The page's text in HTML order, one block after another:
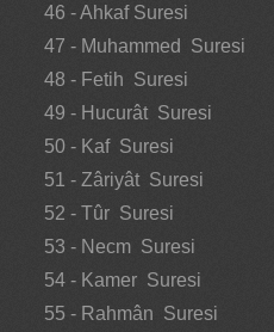
46 - Ahkaf Suresi
47 - Muhammed Suresi
48 - Fetih Suresi
49 - Hucurât Suresi
50 - Kaf Suresi
51 - Zâriyât Suresi
52 - Tûr Suresi
53 - Necm Suresi
54 - Kamer Suresi
55 - Rahmân Suresi